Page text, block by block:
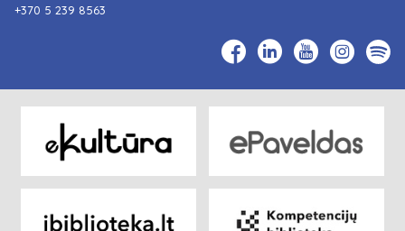
+370 5 239 8563